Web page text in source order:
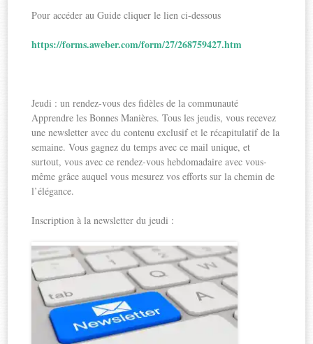
Pour accéder au Guide cliquer le lien ci-dessous
https://forms.aweber.com/form/27/268759427.htm
Jeudi : un rendez-vous des fidèles de la communauté
Apprendre les Bonnes Manières. Tous les jeudis, vous recevez
une newsletter avec du contenu exclusif et le récapitulatif de la
semaine. Vous gagnez du temps avec ce mail unique, et
surtout, vous avec ce rendez-vous hebdomadaire avec vous-
même grâce auquel vous mesurez vos efforts sur la chemin de
l’élégance.
Inscription à la newsletter du jeudi :